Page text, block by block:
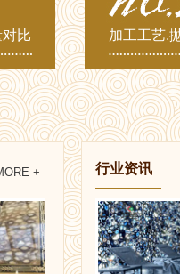
比 加工工艺.
+ 行业资讯